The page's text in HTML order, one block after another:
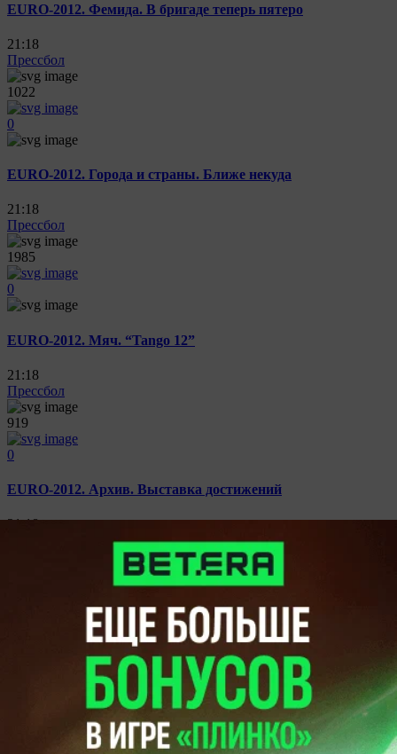
EURO-2012. Фемида. В бригаде теперь пятеро
21:18
Прессбол
1022
0
EURO-2012. Города и страны. Ближе некуда
21:18
Прессбол
1985
0
EURO-2012. Мяч. “Tango 12”
21:18
Прессбол
919
0
EURO-2012. Архив. Выставка достижений
21:18
EURO-2012. Пролог на троих. Старый Свет в твоем окне